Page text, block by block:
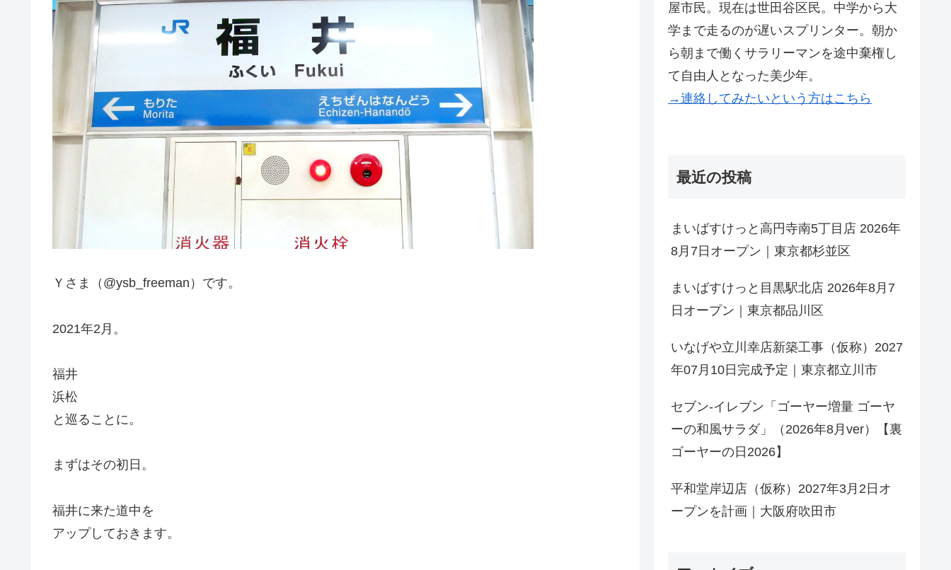
Ｙさま（@ysb_freeman）です。
2021年2月。
福井
浜松
と巡ることに。
まずはその初日。
福井に来た道中を
アップしておきます。
屋市民。現在は世田谷区民。中学から大
学まで走るのが遅いスプリンター。朝か
ら朝まで働くサラリーマンを途中棄権し
て自由人となった美少年。
→連絡してみたいという方はこちら
最近の投稿
まいばすけっと高円寺南5丁目店 2026年
8月7日オープン｜東京都杉並区
まいばすけっと目黒駅北店 2026年8月7
日オープン｜東京都品川区
いなげや立川幸店新築工事（仮称）2027
年07月10日完成予定｜東京都立川市
セブン-イレブン「ゴーヤー増量 ゴーヤ
ーの和風サラダ」（2026年8月ver）【裏
ゴーヤーの日2026】
平和堂岸辺店（仮称）2027年3月2日オ
ープンを計画｜大阪府吹田市